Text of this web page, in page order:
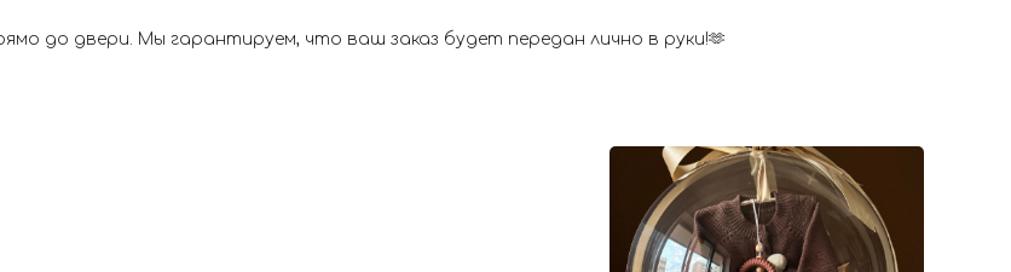
до двери. Мы гарантируем, что ваш заказ будет передан лично в руки!🫶